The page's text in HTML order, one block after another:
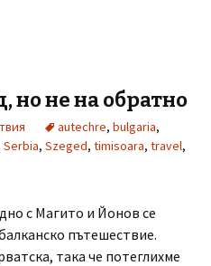
но не на обратно
autechre, bulgaria,
Serbia, Szeged, timisoara, travel,
с Магито и Йонов се
пътешествие.
така че потеглихме